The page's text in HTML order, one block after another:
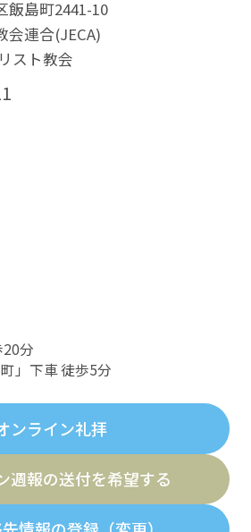
飯島町2441-10
会連合​(JECA)
スト教会
分
」下車 徒歩5分
ンライン礼拝
週報の送付を希望する